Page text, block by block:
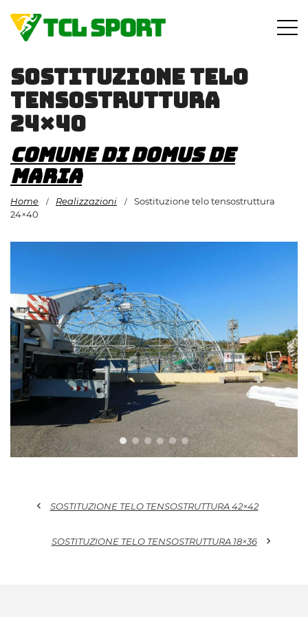
contenuto
Sostituzione telo
tensostruttura
24×40
Comune di Domus De
Maria
Home / Realizzazioni /
Sostituzione telo tensostruttura
24×40
SOSTITUZIONE TELO TENSOSTRUTTURA 42×42
chevron_left
SOSTITUZIONE TELO TENSOSTRUTTURA 18×36 chevron_right